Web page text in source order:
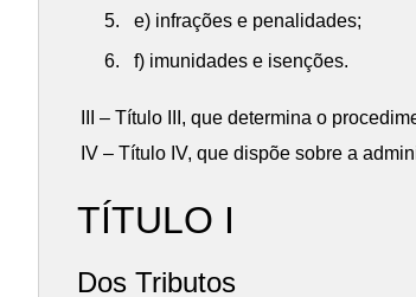
e) infrações e penalidades;
f) imunidades e isenções.
III – Título III, que determina o
IV – Título IV, que dispõe sobre a
TÍTULO I
Dos Tributos